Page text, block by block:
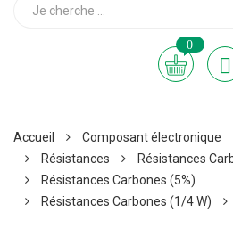
0
Accueil Composant électronique
Résistances
Résistances
Résistances Carbones (5%)
Résistances Carbones (1/4 W)